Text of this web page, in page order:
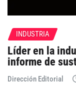
INDUSTRIA
Líder en la
informe de
Dirección Editorial